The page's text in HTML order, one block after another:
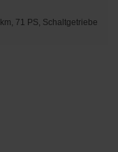
71 PS, Schaltgetriebe